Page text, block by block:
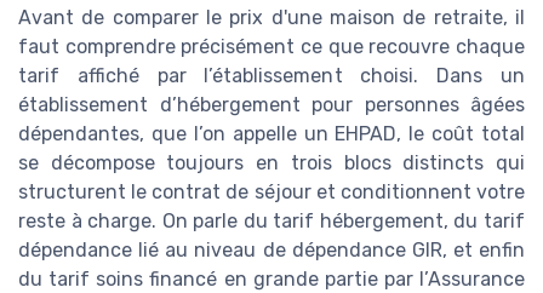
Avant de comparer le prix d'une maison de retraite, il
faut comprendre précisément ce que recouvre chaque
tarif affiché par l’établissement choisi. Dans un
établissement d’hébergement pour personnes âgées
dépendantes, que l’on appelle un EHPAD, le coût total
se décompose toujours en trois blocs distincts qui
structurent le contrat de séjour et conditionnent votre
reste à charge. On parle du tarif hébergement, du tarif
dépendance lié au niveau de dépendance GIR, et enfin
du tarif soins financé en grande partie par l’Assurance